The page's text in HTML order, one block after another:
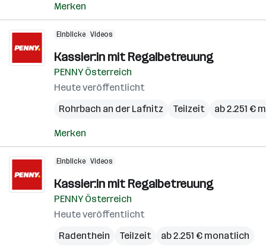
Merken
Einblicke Videos
Kassier:in mit Regalbetreuung
PENNY Österreich
Heute veröffentlicht
Rohrbach an der Lafnitz
Teilzeit ab 2.251 €
Merken
Einblicke Videos
Kassier:in mit Regalbetreuung
PENNY Österreich
Heute veröffentlicht
Radenthein
Teilzeit ab 2.251 € monatlich